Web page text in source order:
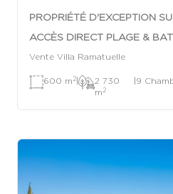
PROPRIÉTÉ D'EXCEPTION
ACCÈS DIRECT PLAGE &
Vente Villa Ramatuelle
600 m 2|
2 730
m 2
|9